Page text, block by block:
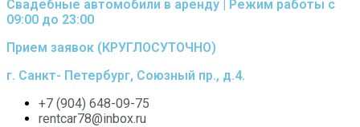
Свадебные автомобили в аренду | Режим работы с
09:00 до 23:00
Прием заявок (КРУГЛОСУТОЧНО)
г. Санкт- Петербург, Союзный пр., д.4.
+7 (904) 648-09-75
rentcar78@inbox.ru